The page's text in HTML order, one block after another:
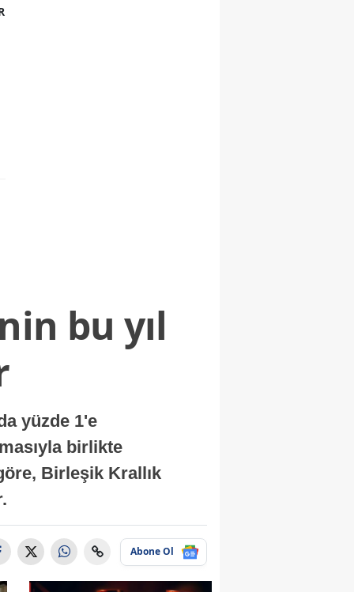
bu yıl
yüzde 1'e
birlikte
Birleşik Krallık
Abone Ol